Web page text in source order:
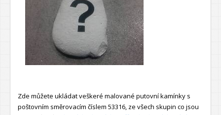
Zde můžete ukládat veškeré malované putovní kamínky s
poštovním směrovacím číslem 53316, ze všech skupin co jsou